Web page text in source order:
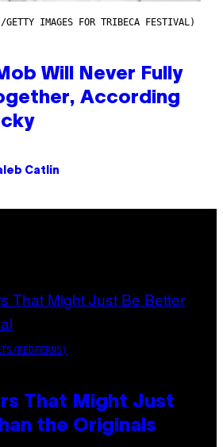
GETTY IMAGES FOR TRIBECA FESTIVAL)
Will Never Fully
According
Catlin
REDFERNS)
That Might Just
the Originals